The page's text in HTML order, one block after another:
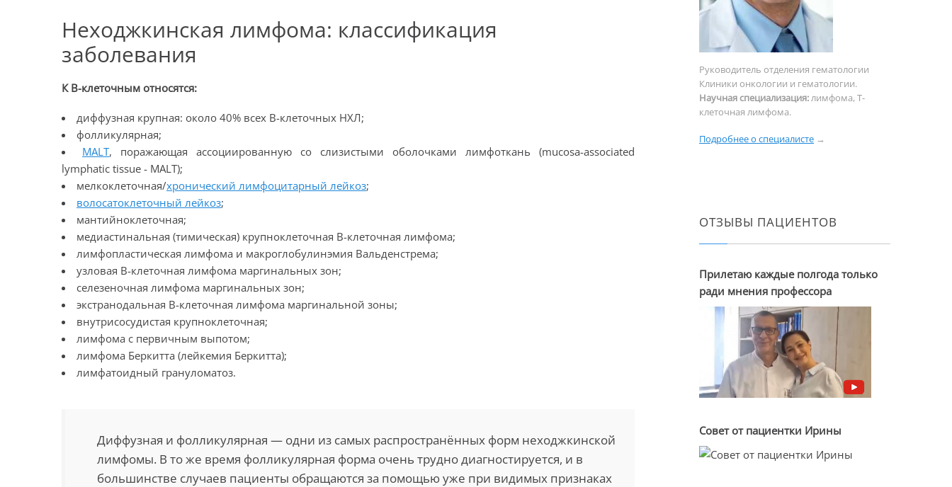
Неходжкинская лимфома: классификация
заболевания
К В-клеточным относятся:
диффузная крупная: около 40% всех В-клеточных НХЛ;
фолликулярная;
MALT, поражающая ассоциированную со слизистыми оболочками лимфоткань (mucosa-associated
lymphatic tissue - MALT);
мелкоклеточная/хронический лимфоцитарный лейкоз;
волосатоклеточный лейкоз;
мантийноклеточная;
медиастинальная (тимическая) крупноклеточная В-клеточная лимфома;
лимфопластическая лимфома и макроглобулинэмия Вальденстрема;
узловая В-клеточная лимфома маргинальных зон;
селезеночная лимфома маргинальных зон;
экстранодальная В-клеточная лимфома маргинальной зоны;
внутрисосудистая крупноклеточная;
лимфома с первичным выпотом;
лимфома Беркитта (лейкемия Беркитта);
лимфатоидный грануломатоз.
Диффузная и фолликулярная — одни из самых распространённых форм неходжкинской
лимфомы. В то же время фолликулярная форма очень трудно диагностируется, и в
большинстве случаев пациенты обращаются за помощью уже при видимых признаках
Руководитель отделения гематологии
Клиники онкологии и гематологии.
Научная специализация: лимфома, Т-
клеточная лимфома.
Подробнее о специалисте →
ОТЗЫВЫ ПАЦИЕНТОВ
Прилетаю каждые полгода только
ради мнения профессора
Совет от пациентки Ирины